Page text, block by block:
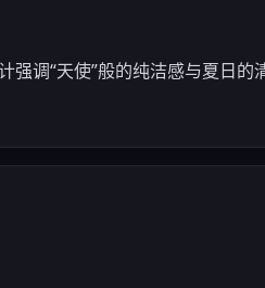
强调“天使”般的纯洁感与夏日的